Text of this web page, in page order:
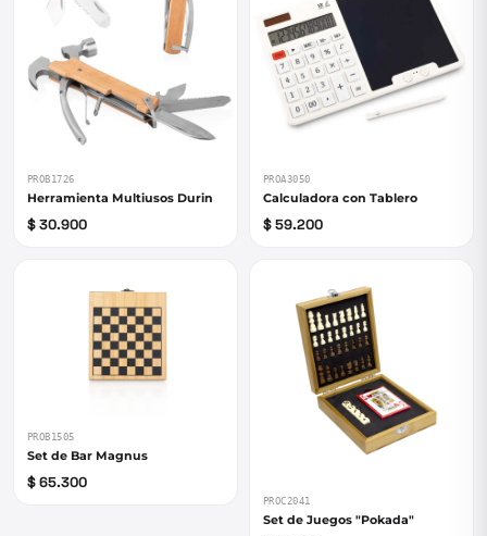
PROB1726
Herramienta Multiusos Durin
$ 30.900
PROA3050
Calculadora con Tablero
$ 59.200
PROB1505
Set de Bar Magnus
$ 65.300
PROC2041
Set de Juegos "Pokada"